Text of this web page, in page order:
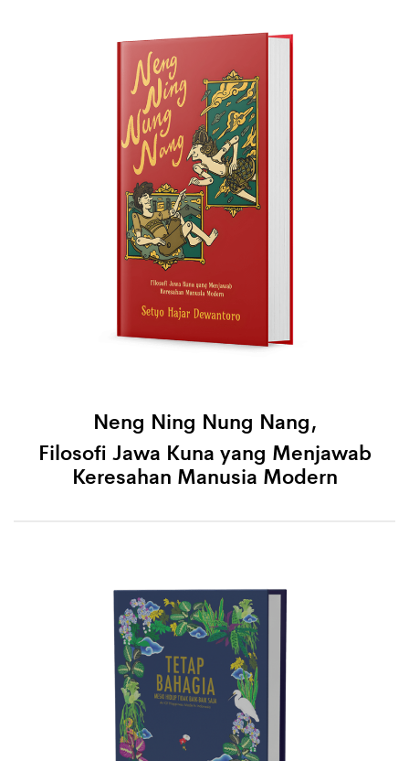
Neng Ning Nung Nang,
Filosofi Jawa Kuna yang Menjawab
Keresahan Manusia Modern